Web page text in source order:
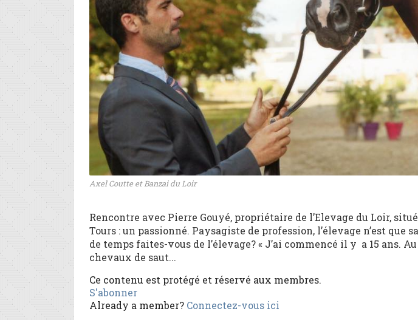
Axel Coutte et Banzai du Loir
Rencontre avec Pierre Gouyé, propriétaire de l’Elevage du Loir,
Tours : un passionné. Paysagiste de profession, l’élevage n’est que
de temps faites-vous de l’élevage? « J’ai commencé il y a 15 ans.
chevaux de saut...
Ce contenu est protégé et réservé aux membres.
S'abonner
Already a member? Connectez-vous ici